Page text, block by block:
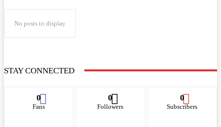
No posts to display
STAY CONNECTED
0
Fans
0
Followers
0
Subscribers